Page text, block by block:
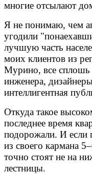
многие отсылают
Я не понимаю, чем
угодили
лучшую часть
моих клиентов из
Мурино, все сплошь
инженера,
интеллигентная
Откуда такое
последнее время
подорожали. И если
из своего кармана
точно стоят не на
лестницы.